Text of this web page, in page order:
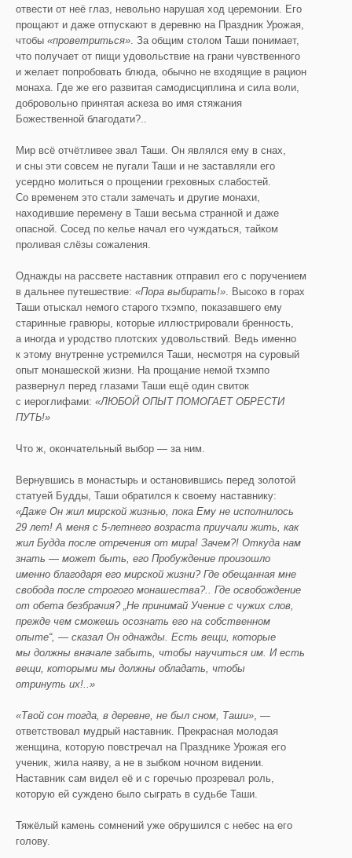
отвести от неё глаз, невольно нарушая ход церемонии. Его
прощают и даже отпускают в деревню на Праздник Урожая,
чтобы «проветриться». За общим столом Таши понимает,
что получает от пищи удовольствие на грани чувственного
и желает попробовать блюда, обычно не входящие в рацион
монаха. Где же его развитая самодисциплина и сила воли,
добровольно принятая аскеза во имя стяжания
Божественной благодати?..
Мир всё отчётливее звал Таши. Он являлся ему в снах,
и сны эти совсем не пугали Таши и не заставляли его
усердно молиться о прощении греховных слабостей.
Со временем это стали замечать и другие монахи,
находившие перемену в Таши весьма странной и даже
опасной. Сосед по келье начал его чуждаться, тайком
проливая слёзы сожаления.
Однажды на рассвете наставник отправил его с поручением
в дальнее путешествие: «Пора выбирать!». Высоко в горах
Таши отыскал немого старого тхэмпо, показавшего ему
старинные гравюры, которые иллюстрировали бренность,
а иногда и уродство плотских удовольствий. Ведь именно
к этому внутренне устремился Таши, несмотря на суровый
опыт монашеской жизни. На прощание немой тхэмпо
развернул перед глазами Таши ещё один свиток
с иероглифами: «ЛЮБОЙ ОПЫТ ПОМОГАЕТ ОБРЕСТИ
ПУТЬ!»
Что ж, окончательный выбор — за ним.
Вернувшись в монастырь и остановившись перед золотой
статуей Будды, Таши обратился к своему наставнику:
«Даже Он жил мирской жизнью, пока Ему не исполнилось
29 лет! А меня с 5-летнего возраста приучали жить, как
жил Будда после отречения от мира! Зачем?! Откуда нам
знать — может быть, его Пробуждение произошло
именно благодаря его мирской жизни? Где обещанная мне
свобода после строгого монашества?.. Где освобождение
от обета безбрачия? „Не принимай Учение с чужих слов,
прежде чем сможешь осознать его на собственном
опыте“, — сказал Он однажды. Есть вещи, которые
мы должны вначале забыть, чтобы научиться им. И есть
вещи, которыми мы должны обладать, чтобы
отринуть их!..»
«Твой сон тогда, в деревне, не был сном, Таши», —
ответствовал мудрый наставник. Прекрасная молодая
женщина, которую повстречал на Празднике Урожая его
ученик, жила наяву, а не в зыбком ночном видении.
Наставник сам видел её и с горечью прозревал роль,
которую ей суждено было сыграть в судьбе Таши.
Тяжёлый камень сомнений уже обрушился с небес на его
голову.